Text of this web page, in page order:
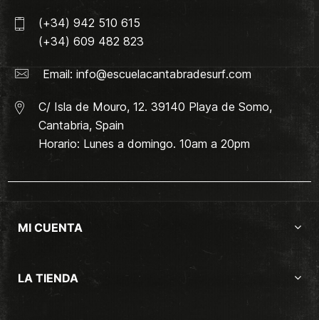
(+34) 942 510 615
(+34) 609 482 823
Email: info@escuelacantabradesurf.com
C/ Isla de Mouro, 12. 39140 Playa de Somo,
Cantabria, Spain
Horario: Lunes a domingo. 10am a 20pm
MI CUENTA
LA TIENDA